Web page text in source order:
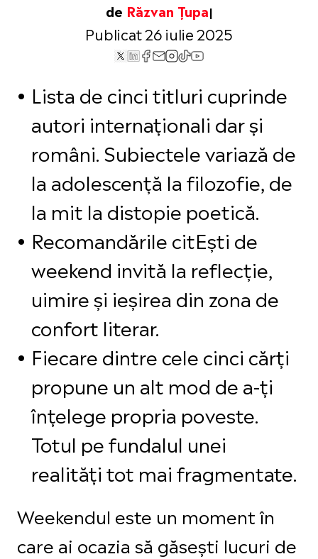
de Răzvan Țupa
Publicat 26 iulie 2025
Lista de cinci titluri cuprinde
autori internaționali dar și
români.Subiectele variază de
la adolescență la filozofie, de
la mit la distopie poetică.
Recomandările citEști de
weekend invită la reflecție,
uimire și ieșirea din zona de
confort literar.
Fiecare dintre cele cinci cărți
propune un alt mod de a-ți
înțelege propria poveste.
Totul pe fundalul unei
realități tot mai fragmentate.
Weekendul este un moment în
care ai ocazia să găsești lucuri de